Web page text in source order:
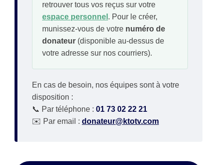
retrouver tous vos reçus sur votre
espace personnel . Pour le créer,
munissez-vous de votre numéro de
donateur (disponible au-dessus de
votre adresse sur nos courriers).
En cas de besoin, nos équipes sont à votre
disposition :
📞 Par téléphone : 01 73 02 22 21
✉️ Par email : donateur@ktotv.com